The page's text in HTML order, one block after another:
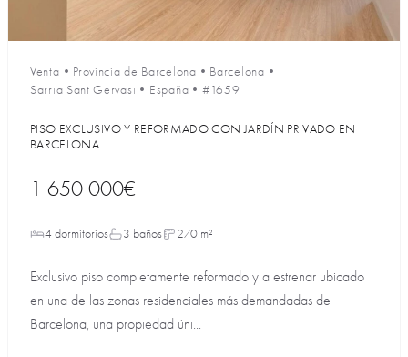
Venta • Provincia de Barcelona • Barcelona •
Sarria Sant Gervasi • España • #1659
PISO EXCLUSIVO Y REFORMADO CON JARDÍN PRIVADO EN
BARCELONA
1 650 000€
4 dormitorios 3 baños 270 m²
Exclusivo piso completamente reformado y a estrenar ubicado
en una de las zonas residenciales más demandadas de
Barcelona, una propiedad úni...